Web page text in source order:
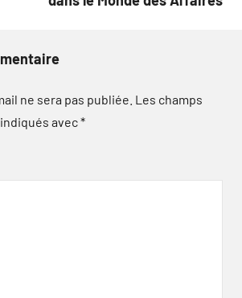
ne sera pas publiée. Les champs
avec*